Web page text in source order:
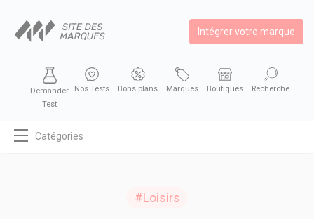
Intégrer votre marque
Demander
Test
Nos Tests Bons plans Marques Boutiques Recherche
Catégories
#Loisirs